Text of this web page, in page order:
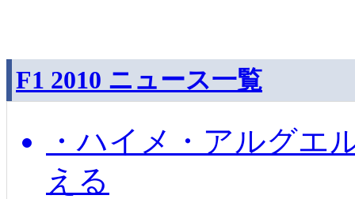
F1 2010 ニュース一覧
・ハイメ・アルグエ
える